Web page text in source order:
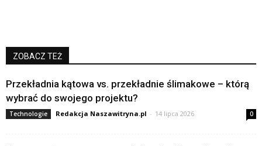
ZOBACZ TEŻ
Przekładnia kątowa vs. przekładnie ślimakowe – którą
wybrać do swojego projektu?
Technologie Redakcja Naszawitryna.pl - 14 lipca 2026 0